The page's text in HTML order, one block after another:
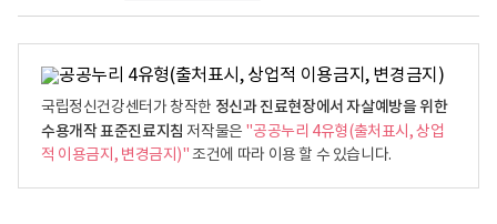
국립정신건강센터가 창작한 정신과 진료현장에서 자살예방을 위한
수용개작 표준진료지침 저작물은 "공공누리 4유형(출처표시, 상업
적 이용금지, 변경금지)"조건에 따라 이용 할 수 있습니다.